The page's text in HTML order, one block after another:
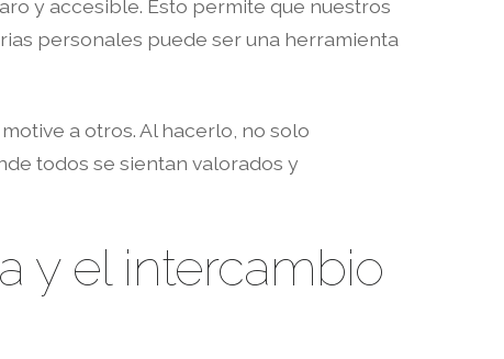
y accesible. Esto permite que nuestros
personales puede ser una herramienta
a otros. Al hacerlo, no solo
todos se sientan valorados y
y el intercambio